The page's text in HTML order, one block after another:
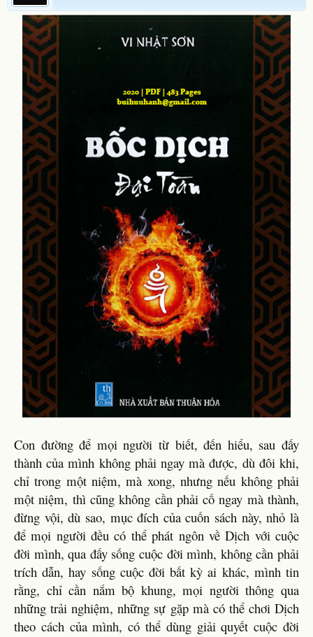
Con đường để mọi người từ biết, đến hiểu, sau đấy
thành của mình không phải ngay mà được, dù đôi khi,
chỉ trong một niệm, mà xong, nhưng nếu không phải
một niệm, thì cũng không cần phải cố ngay mà thành,
đừng vội, dù sao, mục đích của cuốn sách này, nhỏ là
để mọi người đều có thể phát ngôn về Dịch với cuộc
đời mình, qua đấy sống cuộc đời mình, không cần phải
trích dẫn, hay sống cuộc đời bất kỳ ai khác, mình tin
rằng, chỉ cần nắm bộ khung, mọi người thông qua
những trải nghiệm, những sự gặp mà có thể chơi Dịch
theo cách của mình, có thể dùng giải quyết cuộc đời